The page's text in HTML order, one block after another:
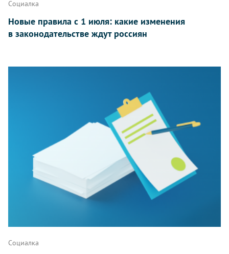
Социалка
Новые правила с 1 июля: какие изменения
в законодательстве ждут россиян
Социалка